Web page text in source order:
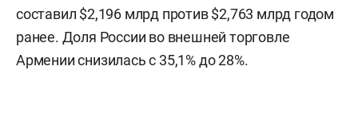
составил $2,196 млрд против $2,763 млрд годом
ранее. Доля России во внешней торговле
Армении снизилась с 35,1% до 28%.